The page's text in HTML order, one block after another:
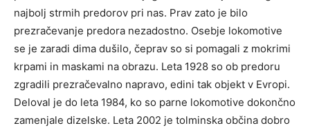
najbolj strmih predorov pri nas. Prav zato je bilo
prezračevanje predora nezadostno. Osebje lokomotive
se je zaradi dima dušilo, čeprav so si pomagali z mokrimi
krpami in maskami na obrazu. Leta 1928 so ob predoru
zgradili prezračevalno napravo, edini tak objekt v Evropi.
Deloval je do leta 1984, ko so parne lokomotive dokončno
zamenjale dizelske. Leta 2002 je tolminska občina dobro